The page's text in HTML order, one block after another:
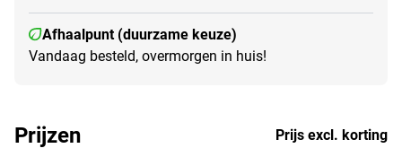
Afhaalpunt (duurzame keuze)
Vandaag besteld, overmorgen in huis!
Prijzen
Prijs excl. korting